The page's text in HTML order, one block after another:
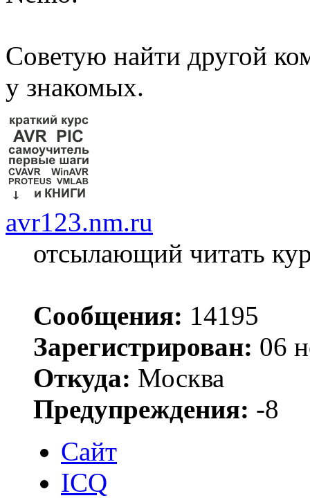
Советую найти другой
у знакомых.
avr123.nm.ru
отсылающий читать
Сообщения: 14195
Зарегистрирован: 06
Откуда: Москва
Предупреждения: -8
Сайт
ICQ